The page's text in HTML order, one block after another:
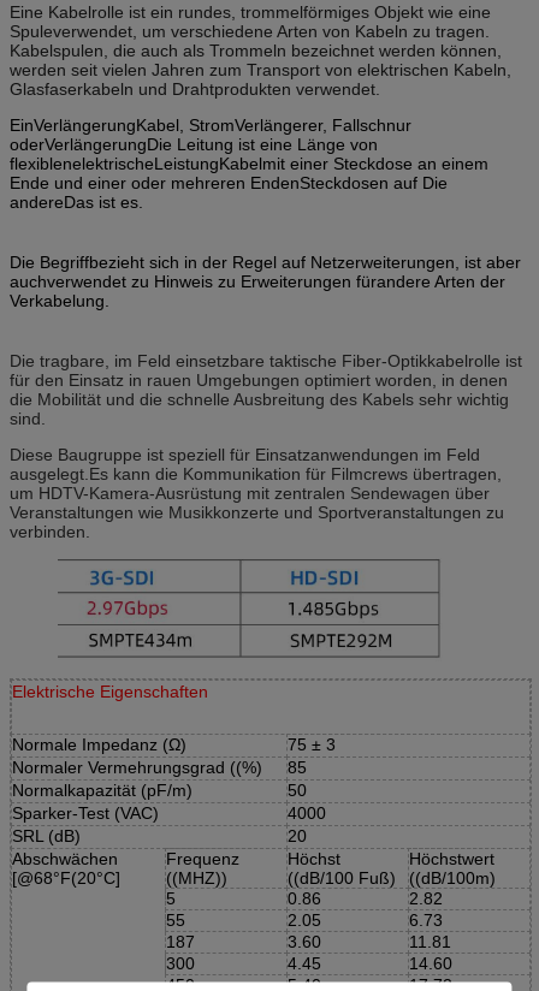
Eine Kabelrolle ist ein rundes, trommelförmiges Objekt wie eine
Spuleverwendet, um verschiedene Arten von Kabeln zu tragen.
Kabelspulen, die auch als Trommeln bezeichnet werden können,
werden seit vielen Jahren zum Transport von elektrischen Kabeln,
Glasfaserkabeln und Drahtprodukten verwendet.
EinVerlängerungKabel, StromVerlängerer, Fallschnur
oderVerlängerungDie Leitung ist eine Länge von
flexiblenelektrischeLeistungKabelmit einer Steckdose an einem
Ende und einer oder mehreren EndenSteckdosen auf Die
andereDas ist es.
Die Begriffbezieht sich in der Regel auf Netzerweiterungen, ist aber
auchverwendet zu Hinweis zu Erweiterungen fürandere Arten der
Verkabelung.
Die tragbare, im Feld einsetzbare taktische Fiber-Optikkabelrolle ist
für den Einsatz in rauen Umgebungen optimiert worden, in denen
die Mobilität und die schnelle Ausbreitung des Kabels sehr wichtig
sind.
Diese Baugruppe ist speziell für Einsatzanwendungen im Feld
ausgelegt.Es kann die Kommunikation für Filmcrews übertragen,
um HDTV-Kamera-Ausrüstung mit zentralen Sendewagen über
Veranstaltungen wie Musikkonzerte und Sportveranstaltungen zu
verbinden.
Elektrische Eigenschaften
Normale Impedanz (Ω)
75 ± 3
Normaler Vermehrungsgrad ((%)
85
Normalkapazität (pF/m)
50
Sparker-Test (VAC)
4000
SRL (dB)
20
Abschwächen
[@68°F(20°C]
Frequenz
((MHZ))
Höchst
((dB/100 Fuß)
Höchstwert
((dB/100m)
5
0.86
2.82
55
2.05
6.73
187
3.60
11.81
300
4.45
14.60
450
5.40 17.72